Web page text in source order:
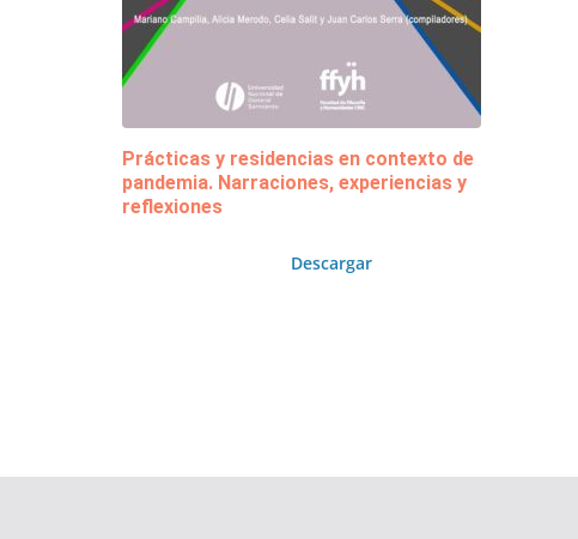
Prácticas y residencias en contexto de
pandemia. Narraciones, experiencias y
reflexiones
Descargar